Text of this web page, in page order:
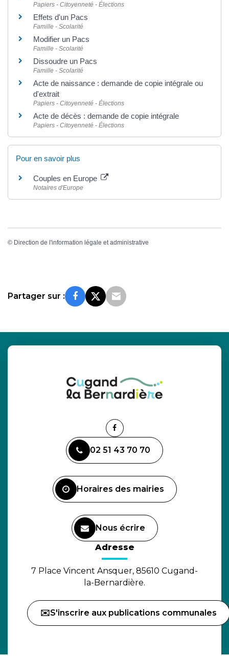
Papiers - Citoyenneté - Élections
Effets d'un Pacs
Famille - Scolarité
Modifier un Pacs
Famille - Scolarité
Dissoudre un Pacs
Famille - Scolarité
Acte de naissance : demande de copie intégrale ou
d'extrait
Papiers - Citoyenneté - Élections
Acte de décès : demande de copie intégrale
Papiers - Citoyenneté - Élections
Pour en savoir plus
Couples en Europe
Notaires d'Europe
© Direction de l'information légale et administrative
Partager sur :
Lien
le
compte
02 51 43 70 70
Horaires des mairies
Nous écrire
(ouverture dans un nouvel
Adresse
7 Place Vincent Ansquer, 85610 Cugand-
la-Bernardière.
✉️S'inscrire aux publications communales